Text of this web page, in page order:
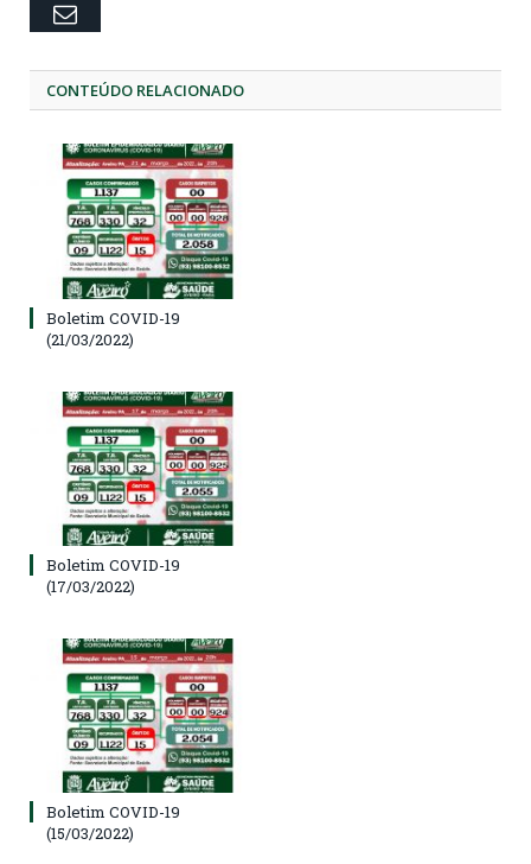
Email
CONTEÚDO RELACIONADO
Boletim COVID-19
(21/03/2022)
Boletim COVID-19
(17/03/2022)
Boletim COVID-19
(15/03/2022)